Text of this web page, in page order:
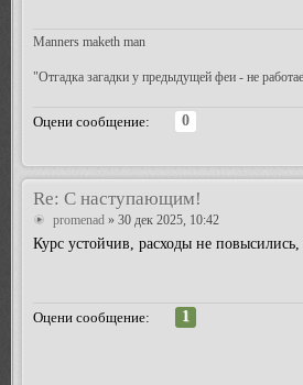
Manners maketh man
"Отгадка загадки у предыдущей феи - не
Оцени сообщение: 0
Re: С наступающим!
promenad » 30 дек 2025, 10:42
Курс устойчив, расходы не
Оцени сообщение: 1